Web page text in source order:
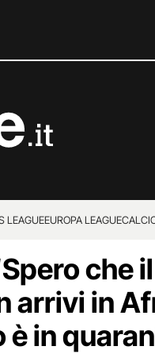
LEAGUEEUROPA LEAGUE
che il
arrivi in
in